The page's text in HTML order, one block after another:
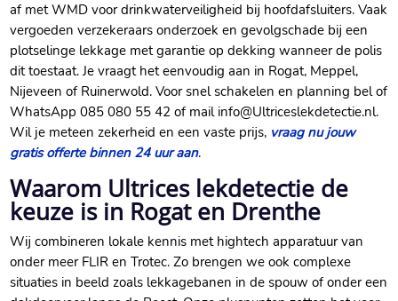
af met WMD voor drinkwaterveiligheid bij hoofdafsluiters.​ Vaak
vergoeden verzekeraars onderzoek en gevolgschade bij een
plotselinge lekkage met garantie op dekking wanneer de polis
dit toestaat.​ Je vraagt het eenvoudig aan in Rogat, Meppel,
Nijeveen of Ruinerwold.​ Voor snel schakelen en planning bel of
WhatsApp 085 080 55 42 of mail info@Ultriceslekdetectie.​nl.​
Wil je meteen zekerheid en een vaste prijs, vraag nu jouw
gratis offerte binnen 24 uur aan.​
Waarom Ultrices lekdetectie de
keuze is in Rogat en Drenthe
Wij combineren lokale kennis met hightech apparatuur van
onder meer FLIR en Trotec.​ Zo brengen we ook complexe
situaties in beeld zoals lekkagebanen in de spouw of onder een